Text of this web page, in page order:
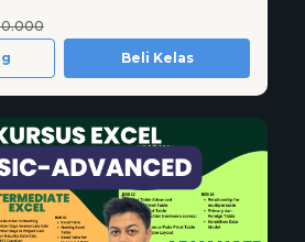
Beli Kelas